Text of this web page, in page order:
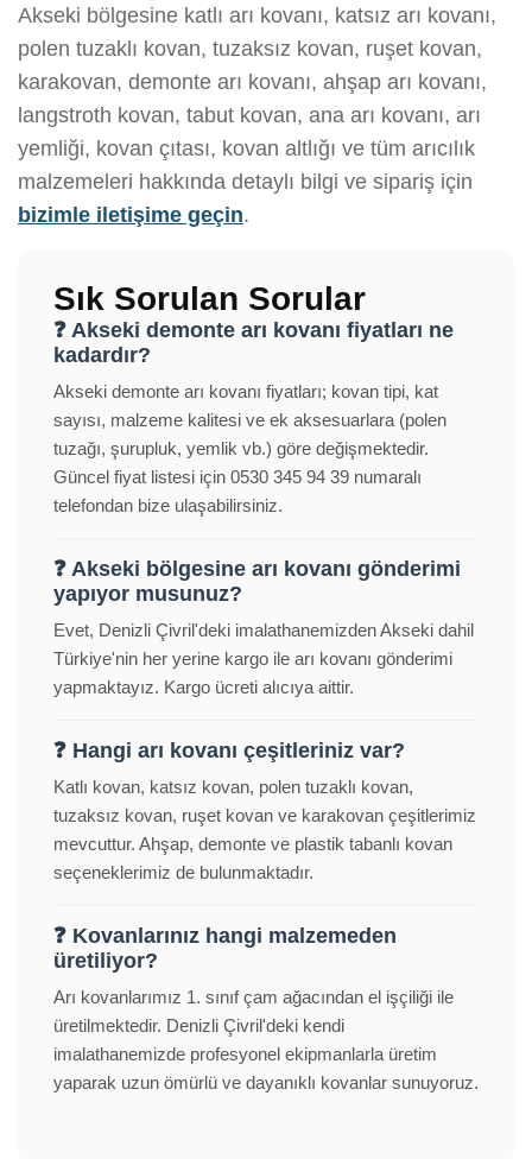
Akseki bölgesine katlı arı kovanı, katsız arı kovanı,
polen tuzaklı kovan, tuzaksız kovan, ruşet kovan,
karakovan, demonte arı kovanı, ahşap arı kovanı,
langstroth kovan, tabut kovan, ana arı kovanı, arı
yemliği, kovan çıtası, kovan altlığı ve tüm arıcılık
malzemeleri hakkında detaylı bilgi ve sipariş için
bizimle iletişime geçin.
Sık Sorulan Sorular
❓ Akseki demonte arı kovanı fiyatları ne
kadardır?
Akseki demonte arı kovanı fiyatları; kovan tipi, kat
sayısı, malzeme kalitesi ve ek aksesuarlara (polen
tuzağı, şurupluk, yemlik vb.) göre değişmektedir.
Güncel fiyat listesi için 0530 345 94 39 numaralı
telefondan bize ulaşabilirsiniz.
❓ Akseki bölgesine arı kovanı gönderimi
yapıyor musunuz?
Evet, Denizli Çivril'deki imalathanemizden Akseki dahil
Türkiye'nin her yerine kargo ile arı kovanı gönderimi
yapmaktayız. Kargo ücreti alıcıya aittir.
❓ Hangi arı kovanı çeşitleriniz var?
Katlı kovan, katsız kovan, polen tuzaklı kovan,
tuzaksız kovan, ruşet kovan ve karakovan çeşitlerimiz
mevcuttur. Ahşap, demonte ve plastik tabanlı kovan
seçeneklerimiz de bulunmaktadır.
❓ Kovanlarınız hangi malzemeden
üretiliyor?
Arı kovanlarımız 1. sınıf çam ağacından el işçiliği ile
üretilmektedir. Denizli Çivril'deki kendi
imalathanemizde profesyonel ekipmanlarla üretim
yaparak uzun ömürlü ve dayanıklı kovanlar sunuyoruz.